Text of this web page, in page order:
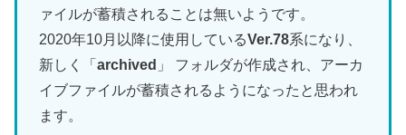
ァイルが蓄積されることは無いようです。
2020年10月以降に使用しているVer.78系になり、
新しく「 archived 」 フォルダが作成され、アーカ
イブファイルが蓄積されるようになったと思われ
ます。